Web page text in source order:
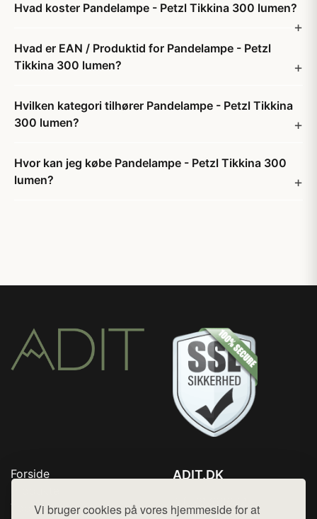
Vi bruger cookies på vores hjemmeside for at
Hvad koster Pandelampe - Petzl Tikkina 300 lumen?
Hvad er EAN / Produktid for Pandelampe - Petzl
Tikkina 300 lumen?
Hvilken kategori tilhører Pandelampe - Petzl Tikkina
300 lumen?
Hvor kan jeg købe Pandelampe - Petzl Tikkina 300
lumen?
Forside
Top Rabatter
ADIT.DK